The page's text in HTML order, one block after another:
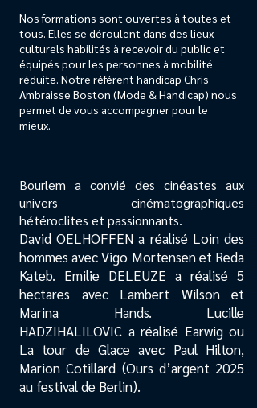
Nos formations sont ouvertes à toutes et
tous. Elles se déroulent dans des lieux
culturels habilités à recevoir du public et
équipés pour les personnes à mobilité
réduite. Notre référent handicap Chris
Ambraisse Boston (Mode & Handicap) nous
permet de vous accompagner pour le
mieux.
Bourlem a convié des cinéastes aux
univers cinématographiques
hétéroclites et passionnants.
David OELHOFFEN a réalisé Loin des
hommes avec Vigo Mortensen et Reda
Kateb. Emilie DELEUZE a réalisé 5
hectares avec Lambert Wilson et
Marina Hands. Lucille
HADZIHALILOVIC a réalisé Earwig ou
La tour de Glace avec Paul Hilton,
Marion Cotillard (Ours d’argent 2025
au festival de Berlin).